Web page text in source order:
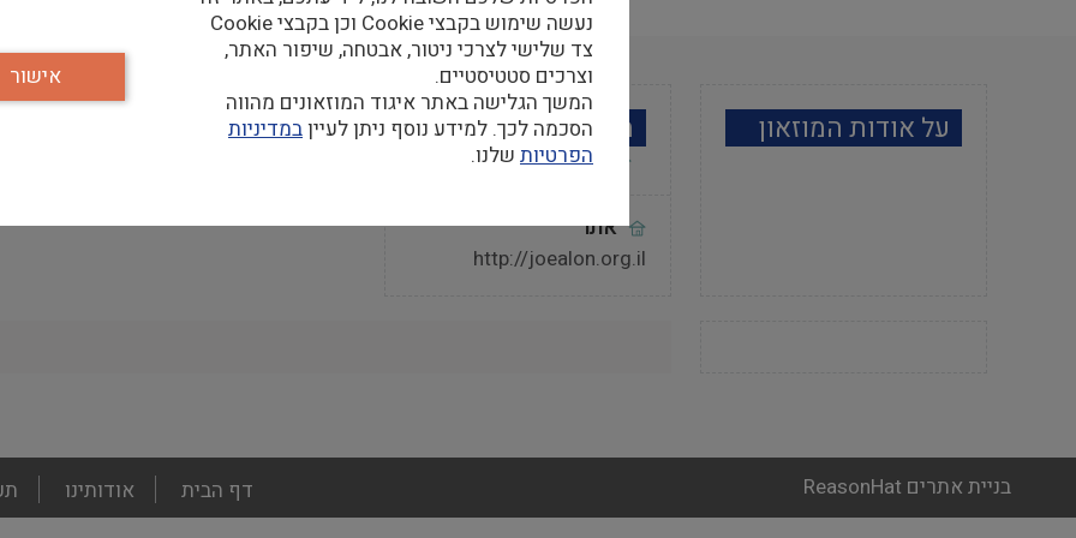
על אודות המוזאון מידע למבקר
אתר
http://joealon.org.il
footer
menu
דף הבית אודותינו בניית אתרים ReasonHat
נעשה שימוש בקבצי Cookie וכן בקבצי Cookie
צד שלישי לצרכי ניטור, אבטחה, שיפור האתר,
וצרכים סטטיסטיים.
המשך הגלישה באתר איגוד המוזאונים מהווה
הסכמה לכך. למידע נוסף ניתן לעייןבמדיניות
הפרטיות שלנו.
אישור